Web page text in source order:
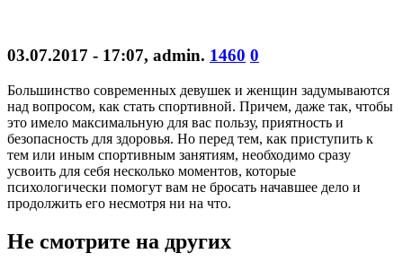
03.07.2017 - 17:07, admin. 1460 0
Большинство современных девушек и женщин задумываются
над вопросом, как стать спортивной. Причем, даже так, чтобы
это имело максимальную для вас пользу, приятность и
безопасность для здоровья. Но перед тем, как приступить к
тем или иным спортивным занятиям, необходимо сразу
усвоить для себя несколько моментов, которые
психологически помогут вам не бросать начавшее дело и
продолжить его несмотря ни на что.
Не смотрите на других